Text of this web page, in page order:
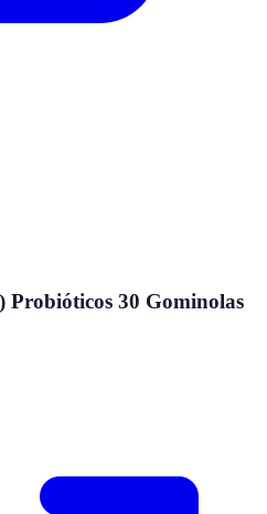
Probióticos 30 Gominolas